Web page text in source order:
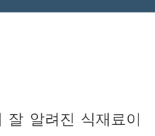
잘 알려진 식재료이